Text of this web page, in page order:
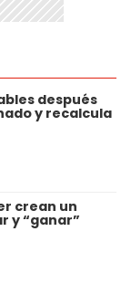
después
y recalcula
crean un
y “ganar”